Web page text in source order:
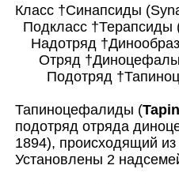
Класс †Синапсиды
Подкласс †Терапсиды
Надотряд
Отряд †Диноцефалы
Подотряд
Тапиноцефалиды (
подотряд отряда
1894), происходящий
Установлены 2